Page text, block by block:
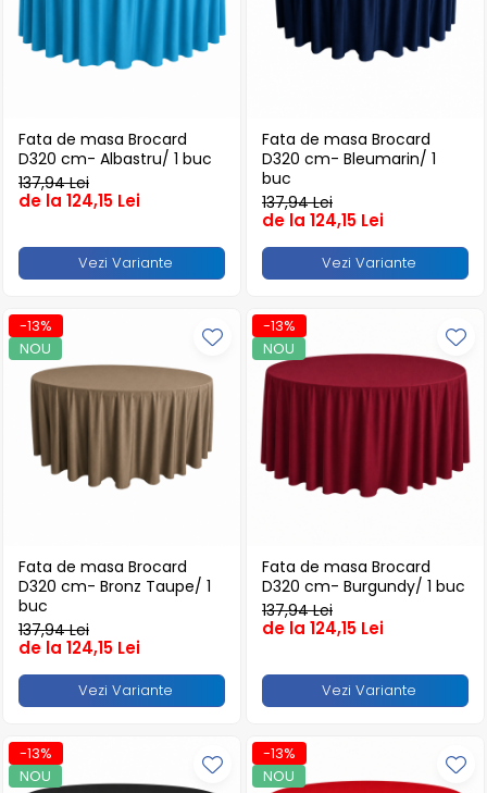
Saci Menajeri
Articole din Carton Alb
Articole din Carton Kraft Natur
Barcute
Boluri
Pahare
Articole din Carton Kraft Natur +
Pahare
Sandwich
Articole din Carton Negru
Barcute
Boluri
Caserole
Sosiere
Boluri
Articole din Trestie de Zahar Alb
Natur
Boluri
Fata de masa Brocard
D320 cm- Albastru/ 1 buc
137,94 Lei
de la 124,15 Lei
Vezi Variante
Fata de masa Brocard
D320 cm- Bleumarin/ 1
buc
137,94 Lei
de la 124,15 Lei
Vezi Variante
-13%
NOU
Fata de masa Brocard
D320 cm- Bronz Taupe/ 1
buc
137,94 Lei
de la 124,15 Lei
Vezi Variante
-13%
NOU
Fata de masa Brocard
D320 cm- Burgundy/ 1 buc
137,94 Lei
de la 124,15 Lei
Vezi Variante
-13%
NOU
-13%
NOU